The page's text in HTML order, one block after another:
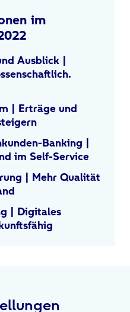
im
Ausblick |
| Erträge und
Banking |
im Self-Service
| Mehr Qualität
| Digitales